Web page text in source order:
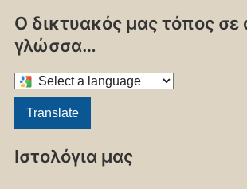
Ο δικτυακός μας τόπος σε
γλώσσα…
Select
a
language
translate
Translate
Ιστολόγια μας